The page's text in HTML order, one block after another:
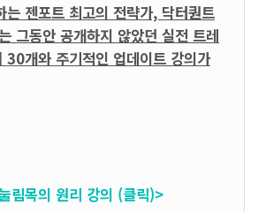
는 젠포트 최고의 전략가, 닥터퀀트
그동안 공개하지 않았던 실전 트레
30개와 주기적인 업데이트 강의가
림목의 원리 강의 (클릭)>